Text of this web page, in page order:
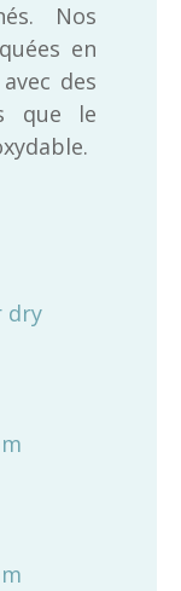
Nos
en
des
que le
dry